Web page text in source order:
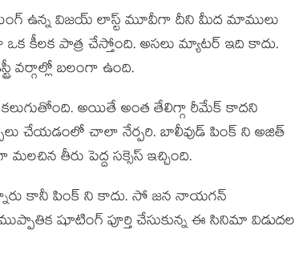
ఉన్న విజయ్ లాస్ట్ మూవీగా దీని మీద మాములు
కీలక పాత్ర చేస్తోంది. అసలు మ్యాటర్ ఇది కాదు.
వర్గాల్లో బలంగా ఉంది.
అయితే అంత తేలిగ్గా రీమేక్ కాదని
చేయడంలో చాలా నేర్పరి. బాలీవుడ్ పింక్ ని అజిత్
తీరు పెద్ద సక్సెస్ ఇచ్చింది.
కానీ పింక్ ని కాదు. సో జన నాయగన్
షూటింగ్ పూర్తి చేసుకున్న ఈ సినిమా విడుదల